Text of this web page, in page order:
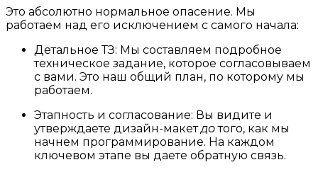
Это абсолютно нормальное опасение. Мы
работаем над его исключением с самого начала:
Детальное ТЗ: Мы составляем подробное
техническое задание, которое согласовываем
с вами. Это наш общий план, по которому мы
работаем.
Этапность и согласование: Вы видите и
утверждаете дизайн-макетдотого, как мы
начнем программирование. На каждом
ключевом этапе вы даете обратную связь.